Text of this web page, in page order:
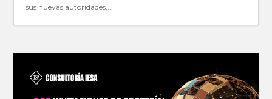
sus nuevas autoridades,...